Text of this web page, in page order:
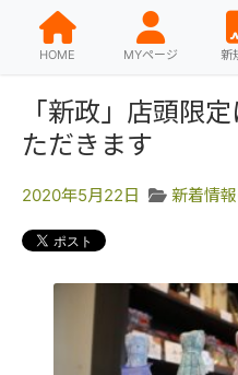
HOME MYページ 新
「新政」店頭限
ただきます
2020年5月22日 新着情